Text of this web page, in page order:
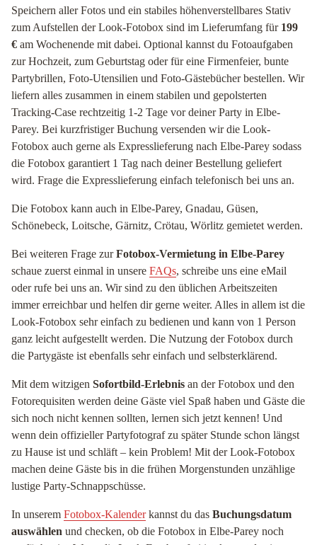
Speichern aller Fotos und ein stabiles höhenverstellbares Stativ
zum Aufstellen der Look-Fotobox sind im Lieferumfang für 199
€ am Wochenende mit dabei. Optional kannst du Fotoaufgaben
zur Hochzeit, zum Geburtstag oder für eine Firmenfeier, bunte
Partybrillen, Foto-Utensilien und Foto-Gästebücher bestellen. Wir
liefern alles zusammen in einem stabilen und gepolsterten
Tracking-Case rechtzeitig 1-2 Tage vor deiner Party in Elbe-
Parey. Bei kurzfristiger Buchung versenden wir die Look-
Fotobox auch gerne als Expresslieferung nach Elbe-Parey sodass
die Fotobox garantiert 1 Tag nach deiner Bestellung geliefert
wird. Frage die Expresslieferung einfach telefonisch bei uns an.
Die Fotobox kann auch in Elbe-Parey, Gnadau, Güsen,
Schönebeck, Loitsche, Gärnitz, Crötau, Wörlitz gemietet werden.
Bei weiteren Frage zurFotobox-Vermietung in Elbe-Parey
schaue zuerst einmal in unsere FAQs, schreibe uns eine eMail
oder rufe bei uns an. Wir sind zu den üblichen Arbeitszeiten
immer erreichbar und helfen dir gerne weiter. Alles in allem ist die
Look-Fotobox sehr einfach zu bedienen und kann von 1 Person
ganz leicht aufgestellt werden. Die Nutzung der Fotobox durch
die Partygäste ist ebenfalls sehr einfach und selbsterklärend.
Mit dem witzigen Sofortbild-Erlebnis an der Fotobox und den
Fotorequisiten werden deine Gäste viel Spaß haben und Gäste die
sich noch nicht kennen sollten, lernen sich jetzt kennen! Und
wenn dein offizieller Partyfotograf zu später Stunde schon längst
zu Hause ist und schläft – kein Problem! Mit der Look-Fotobox
machen deine Gäste bis in die frühen Morgenstunden unzählige
lustige Party-Schnappschüsse.
In unserem Fotobox-Kalenderkannst du das Buchungsdatum
auswählen und checken, ob die Fotobox in Elbe-Parey noch